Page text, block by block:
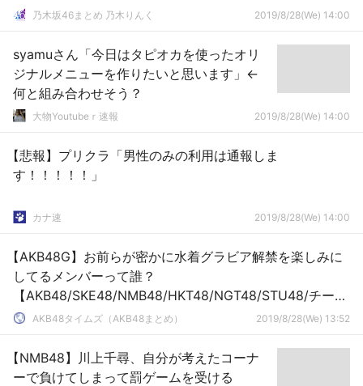
乃木坂46まとめ 乃木りんく 2019/8/28(We) 14:00
syamuさん「今日はタピオカを使ったオリ
ジナルメニューを作りたいと思います」←
何と組み合わせそう？
大物Youtubeｒ速報 2019/8/28(We) 14:00
【悲報】プリクラ「男性のみの利用は通報しま
す！！！！！」
カナ速 2019/8/28(We) 14:00
【AKB48G】お前らが密かに水着グラビア解禁を楽しみに
してるメンバーって誰？
【AKB48/SKE48/NMB48/HKT48/NGT48/STU48/チーム
8】AKB48タイムズ（AKB48まとめ） 2019/8/28(We) 13:52
【NMB48】川上千尋、自分が考えたコーナ
ーで負けてしまって罰ゲームを受ける